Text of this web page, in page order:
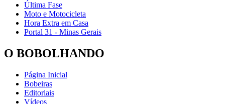
Última Fase
Moto e Motocicleta
Hora Extra em Casa
Portal 31 - Minas Gerais
O BOBOLHANDO
Página Inicial
Bobeiras
Editoriais
Vídeos